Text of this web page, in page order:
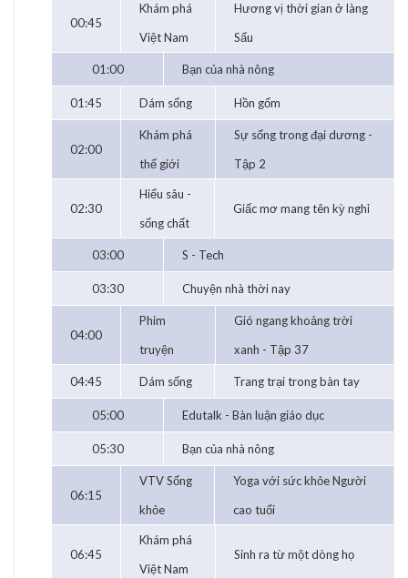
00:45
Khám phá
Việt Nam
Hương vị thời gian ở làng
Sấu
01:00 Bạn của nhà nông
01:45 Dám sống Hồn gốm
02:00
Khám phá
thế giới
Sự sống trong đại dương -
Tập 2
02:30
Hiểu sâu -
sống chất
Giấc mơ mang tên kỳ nghỉ
03:00 S - Tech
03:30 Chuyện nhà thời nay
04:00
Phim
truyện
Gió ngang khoảng trời
xanh - Tập 37
04:45 Dám sống Trang trại trong bàn tay
05:00 Edutalk - Bàn luận giáo dục
05:30 Bạn của nhà nông
06:15
VTV Sống
khỏe
Yoga với sức khỏe Người
cao tuổi
06:45
Khám phá
Việt Nam
Sinh ra từ một dòng họ